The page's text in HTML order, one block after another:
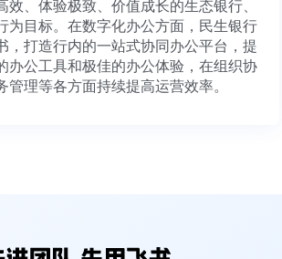
高效、体验极致、价值成长的生态银行、
行为目标。在数字化办公方面，民生银行
书，打造行内的一站式协同办公平台，提
的办公工具和极佳的办公体验，在组织协
务管理等各方面持续提高运营效率。